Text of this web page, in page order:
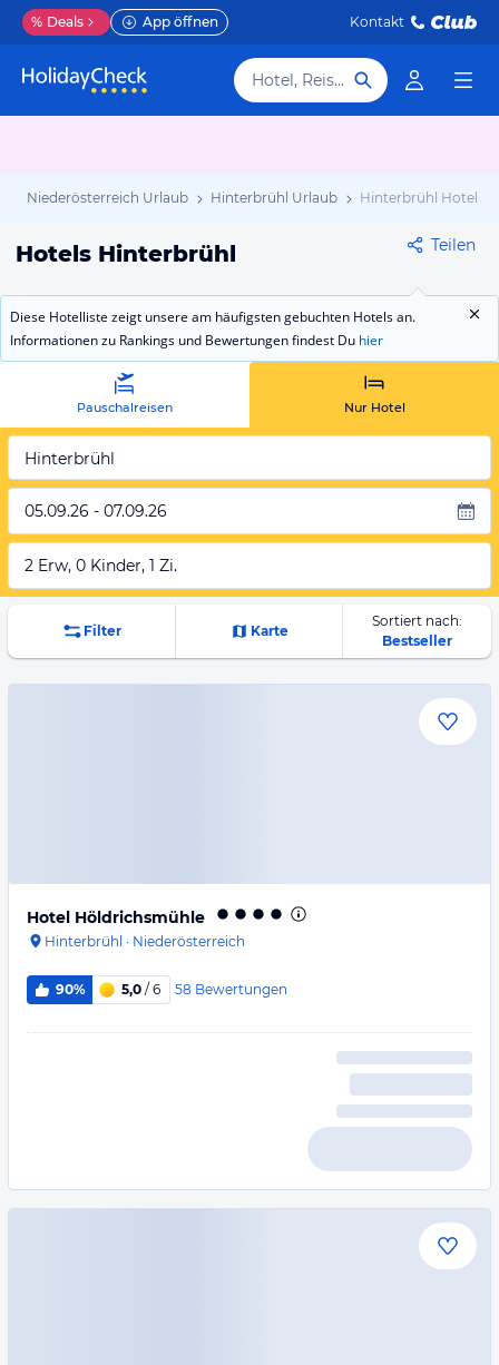
% Deals App öffnen Kontakt
Hotel, Reiseziel
Niederösterreich Urlaub Hinterbrühl Urlaub Hinterbrühl Hotels
Hotels Hinterbrühl Teilen
Diese Hotelliste zeigt unsere am häufigsten gebuchten Hotels an.
Informationen zu Rankings und Bewertungen findest Du hier
Pauschalreisen Nur Hotel
Hinterbrühl
05.09.26 - 07.09.26
2 Erw, 0 Kinder, 1 Zi.
Filter Karte
Sortiert nach:
Bestseller
Hotel Höldrichsmühle
Hinterbrühl · Niederösterreich
90% 5,0 / 6 58 Bewertungen